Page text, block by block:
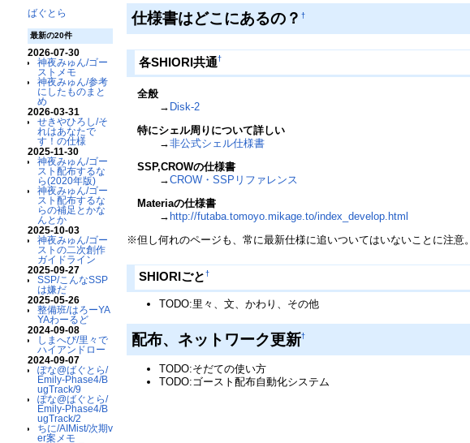
ばぐとら
最新の20件
2026-07-30
神夜みゅん/ゴー
ストメモ
神夜みゅん/参考
にしたものまと
め
2026-03-31
せきやひろし/そ
れはあなたで
す！の仕様
2025-11-30
神夜みゅん/ゴー
スト配布するな
ら(2020年版)
神夜みゅん/ゴー
スト配布するな
らの補足とかな
んとか
2025-10-03
神夜みゅん/ゴー
ストの二次創作
ガイドライン
2025-09-27
SSP/こんなSSP
は嫌だ
2025-05-26
整備班/はろーYA
YAわーるど
2024-09-08
しまへび/里々で
ハイアンドロー
2024-09-07
ぽな@ばぐとら/
Emily-Phase4/B
ugTrack/9
ぽな@ばぐとら/
Emily-Phase4/B
ugTrack/2
ちに/AIMist/次期v
er案メモ
仕様書はどこにあるの？†
各SHIORI共通†
全般
→ Disk-2
特にシェル周りについて詳しい
→非公式シェル仕様書
SSP,CROWの仕様書
→CROW・SSPリファレンス
Materiaの仕様書
→ http://futaba.tomoyo.mikage.to/index_develop.html
※但し何れのページも、常に最新仕様に追いついてはいないことに注意。
SHIORIごと †
TODO:里々、文、かわり、その他
配布、ネットワーク更新†
TODO:そだての使い方
TODO:ゴースト配布自動化システム